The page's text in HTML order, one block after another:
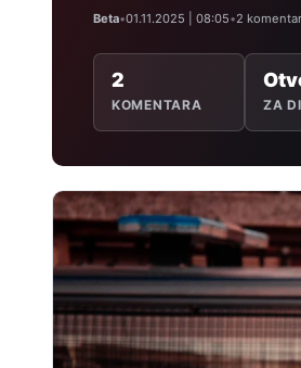
Beta•01.11.2025 | 08:05•2
2
KOMENTARA ZA